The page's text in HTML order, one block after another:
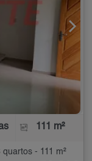
111 m²
- 111 m²